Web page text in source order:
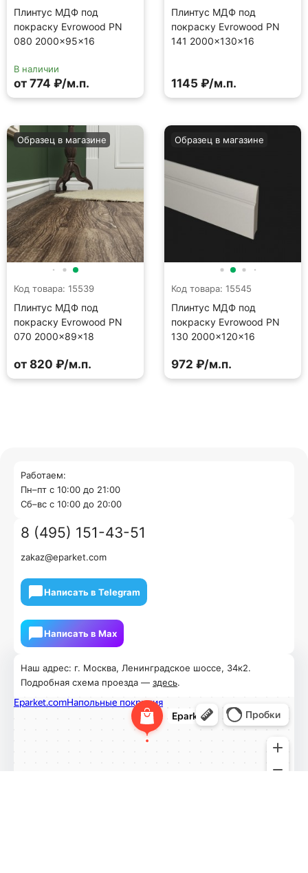
Плинтус МДФ под
покраску Evrowood PN
080 2000×95×16
В наличии
от 774 ₽/м.п.
Плинтус МДФ под
покраску Evrowood PN
141 2000×130×16
1145 ₽/м.п.
Код товара: 15539
Плинтус МДФ под
покраску Evrowood PN
070 2000×89×18
Образец в магазине
от 820 ₽/м.п.
Код товара: 15545
Плинтус МДФ под
покраску Evrowood PN
130 2000×120×16
Образец в магазине
972 ₽/м.п.
Наш адрес: г. Москва, Ленинградское шоссе, 34к2.
Подробная схема проезда — здесь.
Работаем:
Пн–пт с 10:00 до 21:00
Cб–вс с 10:00 до 20:00
8 (495) 151-43-51
zakaz@eparket.com
Написать в Telegram
Написать в Мах